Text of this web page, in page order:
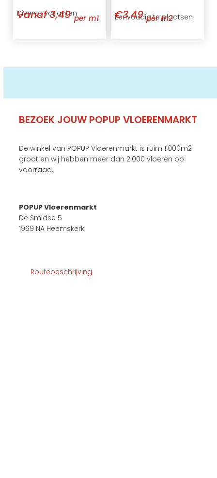
Diverse varianten
Vanaf 3,49 per m1 Eenvoudig te plaatsen
€3,49 per m2
BEZOEK JOUW POPUP VLOERENMARKT
De winkel van POPUP Vloerenmarkt is ruim 1.000m2
groot en wij hebben meer dan 2.000 vloeren op
voorraad.
POPUP Vloerenmarkt
De Smidse 5
1969 NA Heemskerk
Routebeschrijving